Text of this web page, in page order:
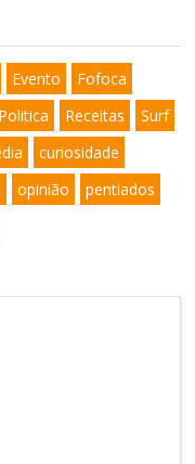
Evento
Fofoca
Politica Receitas
Surf
curiosidade
opinião
pentiados